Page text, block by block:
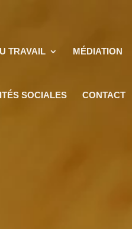
TRAVAIL MÉDIATION
SOCIALES CONTACT